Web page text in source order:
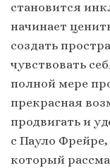
становится
начинает
создать
чувствовать
полной мере
прекрасная
продвигать и
с Пауло
который